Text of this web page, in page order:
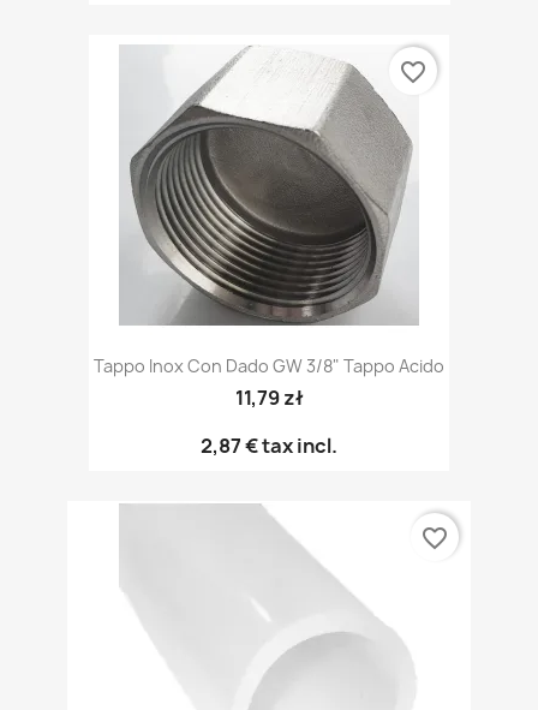
Tappo Inox Con Dado GW 3/8" Tappo Acido
11,79 zł
2,87 €tax incl.
favorite_border
favorite_border